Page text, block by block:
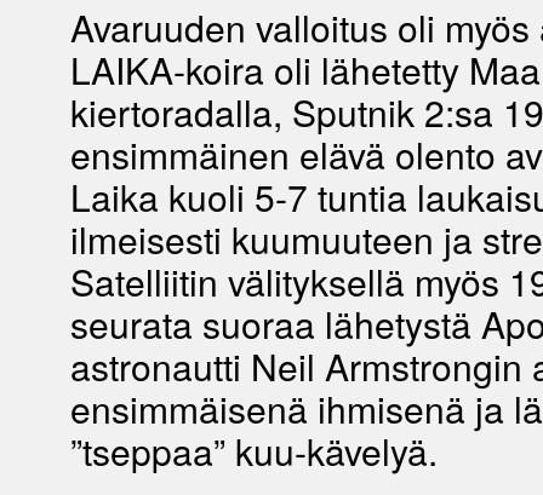
Avaruuden valloitus oli
LAIKA-koira oli lähetetty
kiertoradalla, Sputnik 2:sa
ensimmäinen elävä olento
Laika kuoli 5-7 tuntia
ilmeisesti kuumuuteen ja
Satelliitin välityksellä myös
seurata suoraa lähetystä
astronautti Neil Armstrongin
ensimmäisenä ihmisenä ja
”tseppaa” kuu-kävelyä.